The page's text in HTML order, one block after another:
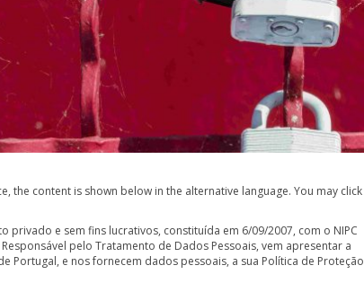
the content is shown below in the alternative language. You may click
e sem fins lucrativos, constituída em 6/09/2007, com o NIPC
pelo Tratamento de Dados Pessoais, vem apresentar a
e nos fornecem dados pessoais, a sua Política de Proteção